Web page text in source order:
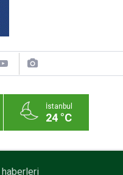
İstanbul
24 °C
haberleri